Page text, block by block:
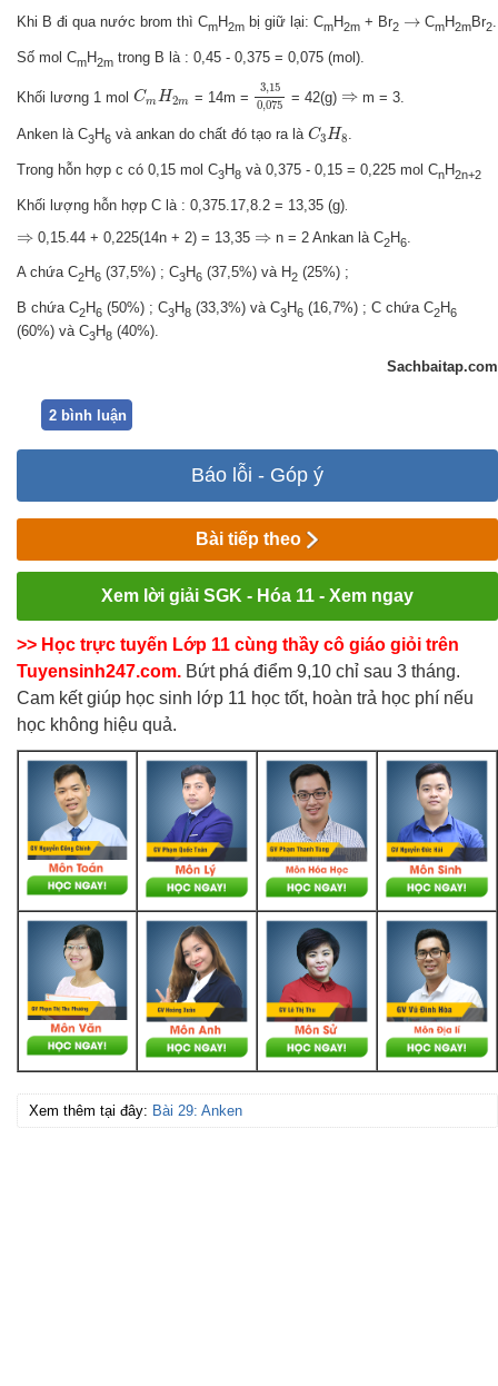
Khi B đi qua nước brom thì CmH2m bị giữ lại: CmH2m + Br2 →
→ CmH2mBr2.
Số mol CmH2m trong B là : 0,45 - 0,375 = 0,075 (mol).
Khối lương 1 mol CmH2m
Cm H2 = 14m =
3,15
0,075
3, 15
= 42(g) ⇒
⇒ m = 3.
Anken là C3H6 và ankan do chất đó tạo ra là C3H8
C3 H8 .
Trong hỗn hợp c có 0,15 mol C3H8 và 0,375 - 0,15 = 0,225 mol CnH2n+2
Khối lượng hỗn hợp C là : 0,375.17,8.2 = 13,35 (g)
⇒
⇒ 0,15.44 + 0,225(14n + 2) = 13,35 ⇒
⇒ n = 2 Ankan là C2H6
A chứa C2H6 (37,5%) ; C3H6 (37,5%) và H2 (25%) ;
B chứa C2H6 (50%) ; C3H8 (33,3%) và C3H6 (16,7%) ; C chứa C2H6
(60%) và C3H8 (40%).
Sachbaitap.com
2 bình luận
Báo lỗi - Góp ý
Bài tiếp theo
Xem lời giải SGK - Hóa 11 - Xem ngay
>> Học trực tuyến Lớp 11 cùng thầy cô giáo giỏi trên
Tuyensinh247.com. Bứt phá điểm 9,10 chỉ sau 3 tháng.
Cam kết giúp học sinh lớp 11 học tốt, hoàn trả học phí nếu
học không hiệu quả.
Xem thêm tại đây: Bài 29: Anken